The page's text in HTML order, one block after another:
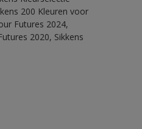
200 Kleuren voor
Futures 2024,
2020, Sikkens